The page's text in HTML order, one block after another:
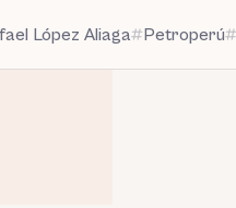
López Aliaga Petroperú